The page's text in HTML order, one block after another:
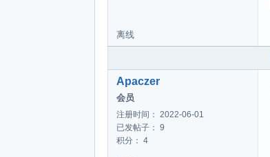
离线
Apaczer
会员
注册时间： 2022-06-01
已发帖子： 9
积分： 4